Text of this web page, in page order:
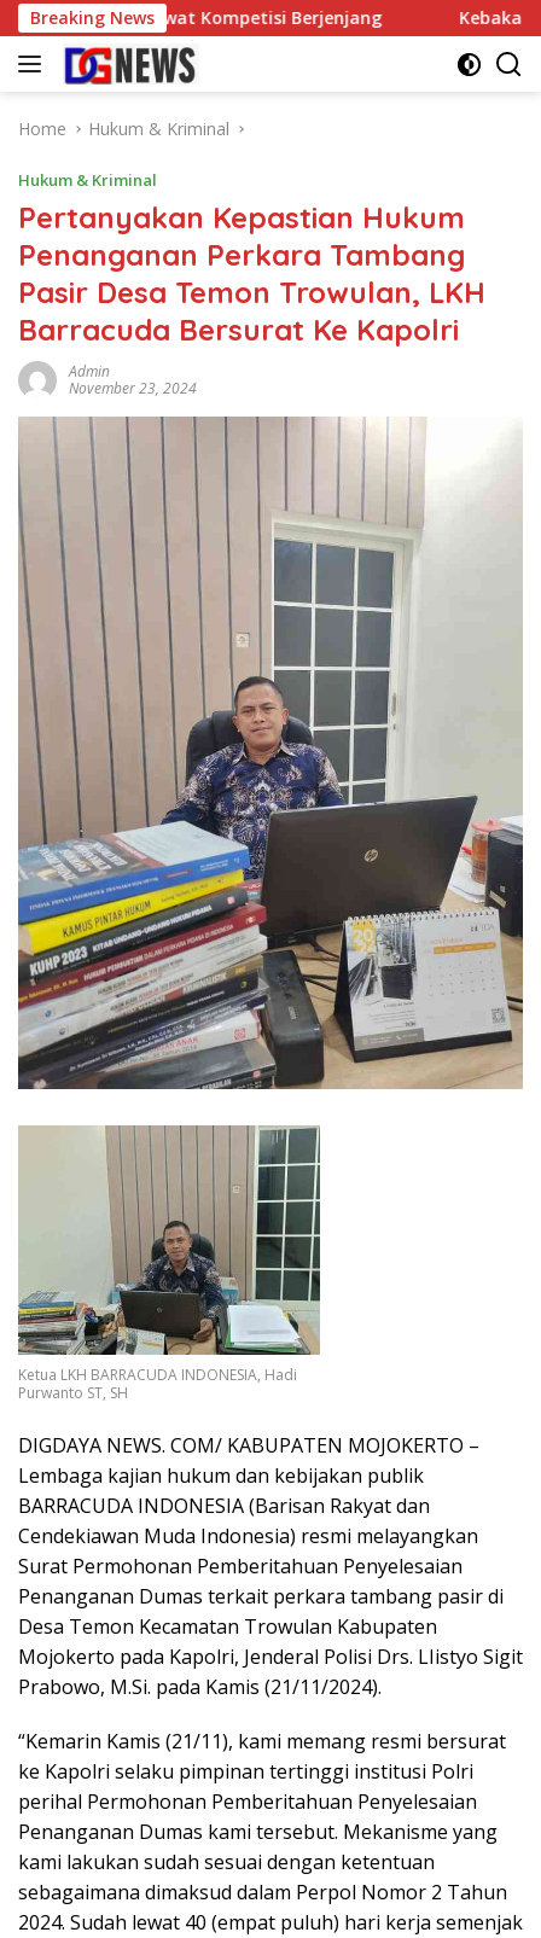
Skip
to
content
Breaking News
Lewat Kompetisi Berjenjang Kebakaran Lahan
Home Hukum & Kriminal
Hukum & Kriminal
Pertanyakan Kepastian Hukum
Penanganan Perkara Tambang
Pasir Desa Temon Trowulan, LKH
Barracuda Bersurat Ke Kapolri
Admin
November 23, 2024
Ketua LKH BARRACUDA INDONESIA, Hadi
Purwanto ST, SH
DIGDAYA NEWS. COM/ KABUPATEN MOJOKERTO –
Lembaga kajian hukum dan kebijakan publik
BARRACUDA INDONESIA (Barisan Rakyat dan
Cendekiawan Muda Indonesia) resmi melayangkan
Surat Permohonan Pemberitahuan Penyelesaian
Penanganan Dumas terkait perkara tambang pasir di
Desa Temon Kecamatan Trowulan Kabupaten
Mojokerto pada Kapolri, Jenderal Polisi Drs. LIistyo Sigit
Prabowo, M.Si. pada Kamis (21/11/2024).
“Kemarin Kamis (21/11), kami memang resmi bersurat
ke Kapolri selaku pimpinan tertinggi institusi Polri
perihal Permohonan Pemberitahuan Penyelesaian
Penanganan Dumas kami tersebut. Mekanisme yang
kami lakukan sudah sesuai dengan ketentuan
sebagaimana dimaksud dalam Perpol Nomor 2 Tahun
2024. Sudah lewat 40 (empat puluh) hari kerja semenjak